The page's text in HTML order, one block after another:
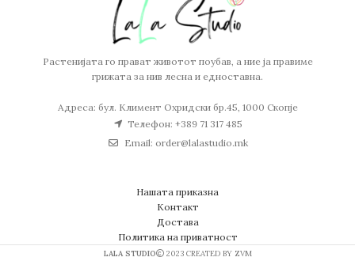
Растенијата го прават животот поубав, а ние ја правиме
грижата за нив лесна и едноставна.
Адреса: бул. Климент Охридски бр.45, 1000 Скопје
Телефон: +389 71 317 485
Email: order@lalastudio.mk
Нашата приказна
Контакт
Достава
Политика на приватност
LALA STUDIO 2023 CREATED BY ZVM